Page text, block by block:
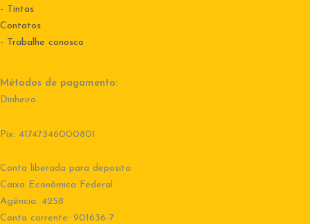
- Tintas
Contatos
- Trabalhe conosco
Métodos de pagamento:
Dinheiro.
Pix: 41747346000801
Conta liberada para deposito:
Caixa Econômica Federal
Agência: 4258
Conta corrente: 901636-7